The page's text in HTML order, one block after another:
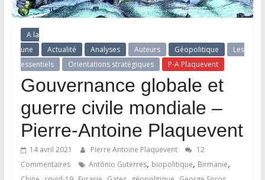
A la
une
Actualité Analyses Auteurs Géopolitique
Les
essentiels
Orientations stratégiques P-A Plaquevent
Gouvernance globale et
guerre civile mondiale –
Pierre-Antoine Plaquevent
14 avril 2021 Pierre Antoine Plaquevent
12
Commentaires
António Guterres, biopolitique, Birmanie,